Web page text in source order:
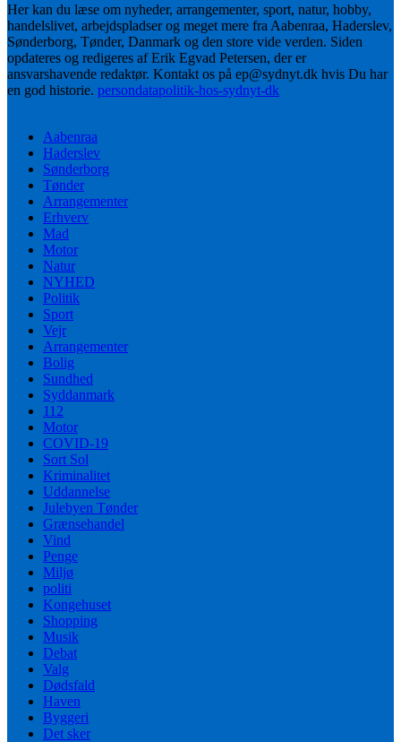
Her kan du læse om nyheder, arrangementer, sport, natur, hobby,
handelslivet, arbejdspladser og meget mere fra Aabenraa, Haderslev,
Sønderborg, Tønder, Danmark og den store vide verden. Siden
opdateres og redigeres af Erik Egvad Petersen, der er
ansvarshavende redaktør. Kontakt os på ep@sydnyt.dk hvis Du har
en god historie. persondatapolitik-hos-sydnyt-dk
Aabenraa
Haderslev
Sønderborg
Tønder
Arrangementer
Erhverv
Mad
Motor
Natur
NYHED
Politik
Sport
Vejr
Arrangementer
Bolig
Sundhed
Syddanmark
112
Motor
COVID-19
Sort Sol
Kriminalitet
Uddannelse
Julebyen Tønder
Grænsehandel
Vind
Penge
Miljø
politi
Kongehuset
Shopping
Musik
Debat
Valg
Dødsfald
Haven
Byggeri
Det sker